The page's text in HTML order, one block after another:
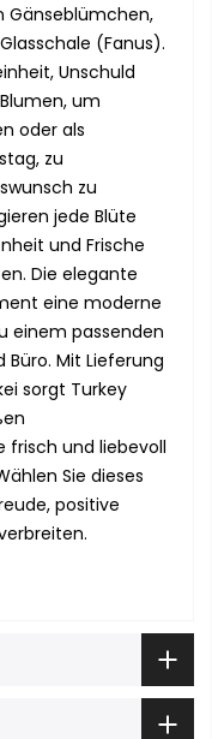
Gänseblümchen,
(Fanus).
Unschuld
um
oder als
zu
zu
jede Blüte
und Frische
Die elegante
eine moderne
einem passenden
Mit Lieferung
sorgt Turkey
frisch und liebevoll
Sie dieses
positive